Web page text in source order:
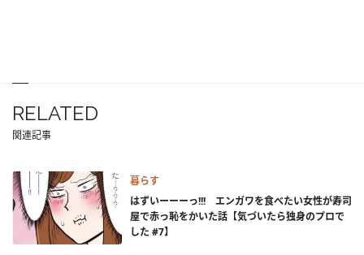
RELATED
関連記事
暮らす
はずいーーーっ!!! エンガワを食べたい女性が寿司
屋で赤っ恥をかいた話【気づいたら独身のプロで
した #7】